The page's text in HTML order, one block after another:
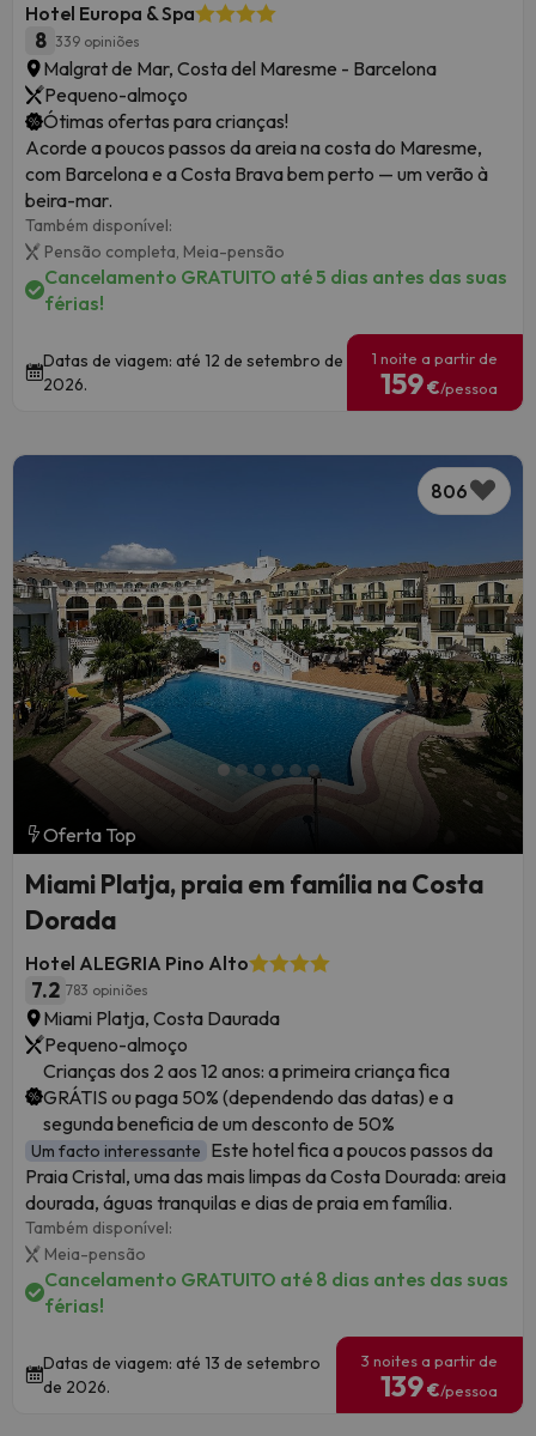
Hotel Europa & Spa
8 339 opiniões
Malgrat de Mar, Costa del Maresme - Barcelona
Pequeno-almoço
Ótimas ofertas para crianças!
Acorde a poucos passos da areia na costa do Maresme,
com Barcelona e a Costa Brava bem perto — um verão à
beira-mar.
Também disponível:
Pensão completa, Meia-pensão
Cancelamento GRATUITO até 5 dias antes das suas
férias!
Datas de viagem: até 12 de setembro de
2026.
1 noite a partir de
159€/pessoa
806
Oferta Top
Miami Platja, praia em família na Costa
Dorada
Hotel ALEGRIA Pino Alto
7.2 783 opiniões
Miami Platja, Costa Daurada
Pequeno-almoço
Crianças dos 2 aos 12 anos: a primeira criança fica
GRÁTIS ou paga 50% (dependendo das datas) e a
segunda beneficia de um desconto de 50%
Um facto interessante Este hotel fica a poucos passos da
Praia Cristal, uma das mais limpas da Costa Dourada: areia
dourada, águas tranquilas e dias de praia em família.
Também disponível:
Meia-pensão
Cancelamento GRATUITO até 8 dias antes das suas
férias!
Datas de viagem: até 13 de setembro
de 2026.
3 noites a partir de
139€/pessoa